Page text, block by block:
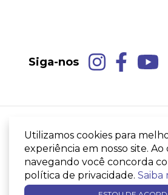
Siga-nos
Camisão Vinólia- AZUSLAZUS
LTDA
©2026. Azuslazus Moda Autoral Ltda -
Utilizamos cookies para
experiência em nosso site.
navegando você concorda
política de privacidade. Saiba